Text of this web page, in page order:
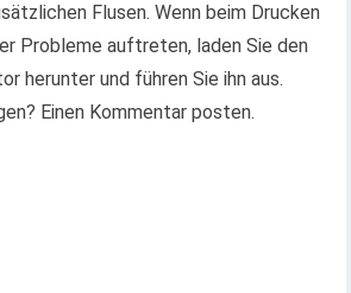
Flusen. Wenn beim Drucken
Probleme auftreten, laden Sie den
herunter und führen Sie ihn aus.
Einen Kommentar posten.